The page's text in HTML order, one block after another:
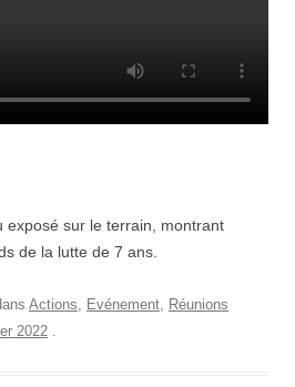
exposé sur le terrain, montrant
de la lutte de 7 ans.
Actions, Evénement, Réunions
2022 .